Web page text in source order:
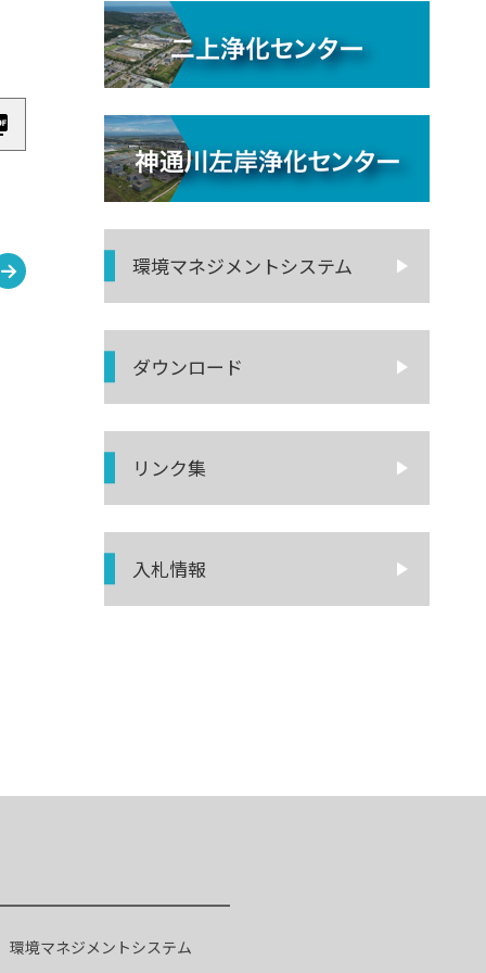
環境マネジメントシステム
ダウンロード
リンク集
入札情報
環境マネジメントシステム